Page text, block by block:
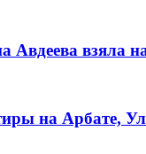
взяла
на Арбате,